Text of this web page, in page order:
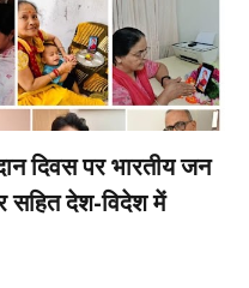
दिवस पर भारतीय जन
सहित देश-विदेश में